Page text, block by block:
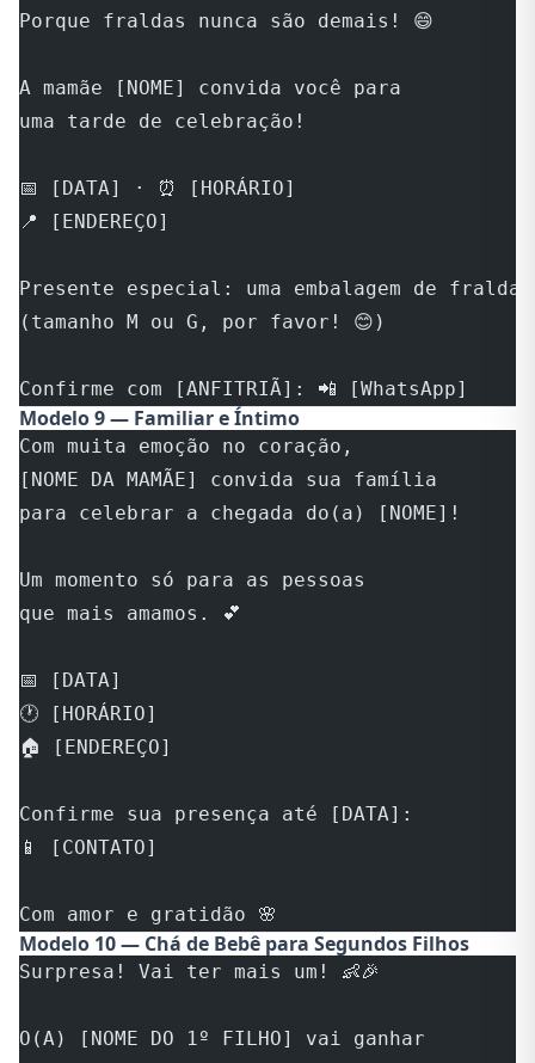
Porque fraldas nunca são demais! 😄
A mamãe [NOME] convida você para
uma tarde de celebração!
📅 [DATA] · ⏰ [HORÁRIO]
📍 [ENDEREÇO]
Presente especial: uma embalagem de fraldas
(tamanho M ou G, por favor! 😊)
Confirme com [ANFITRIÃ]: 📲 [WhatsApp]
Modelo 9 — Familiar e Íntimo
Com muita emoção no coração,
[NOME DA MAMÃE] convida sua família
para celebrar a chegada do(a) [NOME]!
Um momento só para as pessoas
que mais amamos. 💕
📅 [DATA]
🕐 [HORÁRIO]
🏠 [ENDEREÇO]
Confirme sua presença até [DATA]:
📱 [CONTATO]
Com amor e gratidão 🌸
Modelo 10 — Chá de Bebê para Segundos Filhos
Surpresa! Vai ter mais um! 👶🎉
O(A) [NOME DO 1º FILHO] vai ganhar